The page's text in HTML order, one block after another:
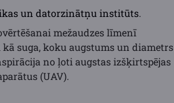
un datorzinātņu institūts.
mežaudzes līmenī
suga, koku augstums un diametrs
no ļoti augstas izšķirtspējas
(UAV).